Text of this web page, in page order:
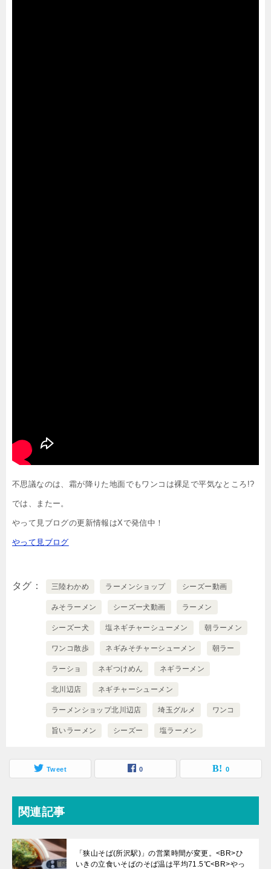
不思議なのは、霜が降りた地面でもワンコは裸足で平気なところ!?
では、またー。
やって見ブログの更新情報はXで発信中！
やって見ブログ
タグ 三陸わかめ ラーメンショップ シーズー動画
みそラーメン シーズー犬動画 ラーメン
シーズー犬 塩ネギチャーシューメン 朝ラーメン
ワンコ散歩 ネギみそチャーシューメン 朝ラー
ラーショ ネギつけめん ネギラーメン
北川辺店 ネギチャーシューメン
ラーメンショップ北川辺店 埼玉グルメ ワンコ
旨いラーメン シーズー 塩ラーメン
Tweet 0 0
関連記事
「狭山そば(所沢駅)」の営業時間が変更。<BR>ひ
いきの立食いそばのそば温は平均71.5℃<BR>やっ